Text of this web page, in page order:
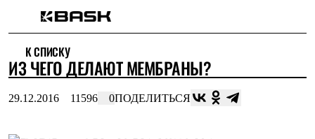
Интернет-магазин
Мужская одежда
Утепленная пухом
Куртки
Брюки
Комбинезоны
К СПИСКУ
​ИЗ ЧЕГО ДЕЛАЮТ МЕМБРАНЫ?
29.12.2016 11596 0ПОДЕЛИТЬСЯ